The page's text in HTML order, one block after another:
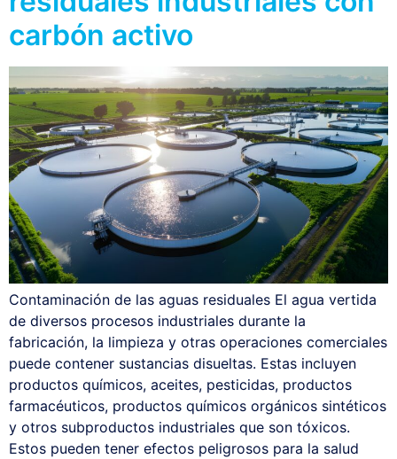
carbón activo
Contaminación de las aguas residuales El agua vertida
de diversos procesos industriales durante la
fabricación, la limpieza y otras operaciones comerciales
puede contener sustancias disueltas. Estas incluyen
productos químicos, aceites, pesticidas, productos
farmacéuticos, productos químicos orgánicos sintéticos
y otros subproductos industriales que son tóxicos.
Estos pueden tener efectos peligrosos para la salud